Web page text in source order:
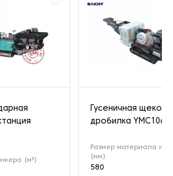
(м³)
Гусеничная
дробилка YMC106
Размер материала на
(мм)
580